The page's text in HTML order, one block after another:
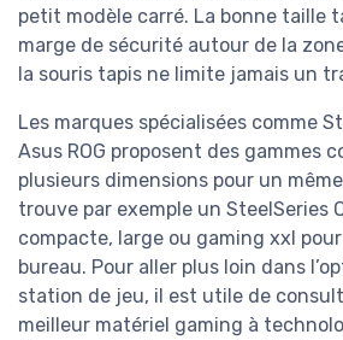
petit modèle carré. La bonne taille
marge de sécurité autour de la
la souris tapis ne limite jamais un
Les marques spécialisées comme
Asus ROG proposent des gammes
plusieurs dimensions pour un
trouve par exemple un SteelSeries
compacte, large ou gaming xxl
bureau. Pour aller plus loin dans
station de jeu, il est utile de
meilleur matériel gaming à